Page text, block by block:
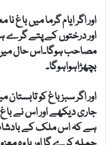
اور اگر ایام گرما میں
اور درختوں کے پتے گرے
مصاحب ہوگا۔اس حال
بچھڑاہواہوگا۔
اور اگر سبز باغ کو
جاری دیکھے اور اس نے
ہے کہ اس ملک کے بادشاہ